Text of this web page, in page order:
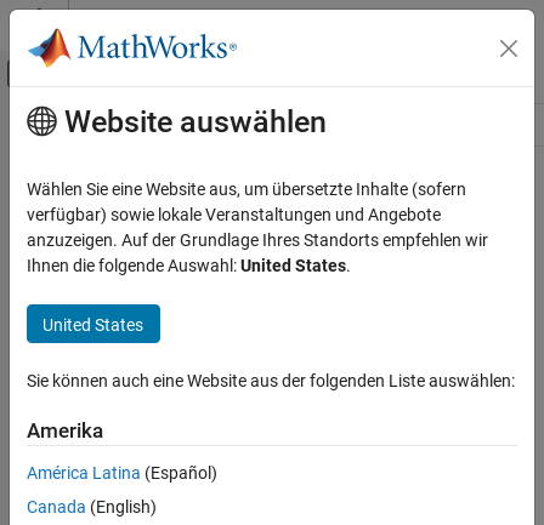
Weiter zum Inhalt
Umschaltung für Off-Canvas-
Ressource
Hauptinhalt
Website auswählen
Wählen Sie eine Website aus, um übersetzte Inhalte (sofern
verfügbar) sowie lokale Veranstaltungen und Angebote
anzuzeigen. Auf der Grundlage Ihres Standorts empfehlen wir
Ihnen die folgende Auswahl:United States.
United States
Sie können auch eine Website aus der folgenden Liste auswählen:
Amerika
América Latina (Español)
Canada (English)